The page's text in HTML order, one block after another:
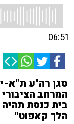
06:51
סגן רה"ע
המרחב
בית כנסת
הלך קאפוט"